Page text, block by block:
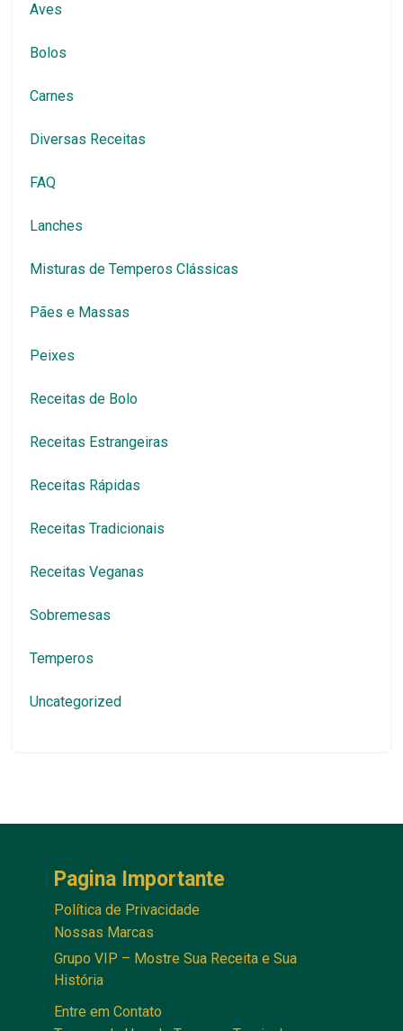
Aves
Bolos
Carnes
Diversas Receitas
FAQ
Lanches
Misturas de Temperos Clássicas
Pães e Massas
Peixes
Receitas de Bolo
Receitas Estrangeiras
Receitas Rápidas
Receitas Tradicionais
Receitas Veganas
Sobremesas
Temperos
Uncategorized
Pagina Importante
Política de Privacidade
Nossas Marcas
Grupo VIP – Mostre Sua Receita e Sua
História
Entre em Contato